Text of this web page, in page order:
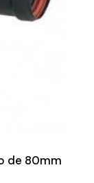
de 80mm